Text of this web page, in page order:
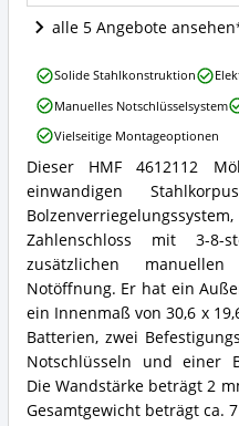
20,0
cm
Wo
ist
dieser
Möbeltresor
erhältlich?
alle 5 Angebote ansehen
HMF
4612112
Möbeltresor
Elektronikschloss
31,0
x
20,0
x
20,0
cm
Zusammenfassung:
Was
bietet
Dieser HMF 4612112
einwandigen
Zahlenschloss mit 3-8-
zusätzlichen
Notöffnung. Er hat ein
ein Innenmaß von 30,6 x
Batterien, zwei
Notschlüsseln und einer
Die Wandstärke beträgt 2
Gesamtgewicht beträgt ca.
HMF
4612112
Möbeltresor
Elektronikschloss
31,0
x
20,0
x
20,0
cm
Vorteile:
Was
spricht
für
diesen
Möbeltresor?
Solide Stahlkonstruktion
Manuelles Notschlüsselsystem
Vielseitige Montageoptionen